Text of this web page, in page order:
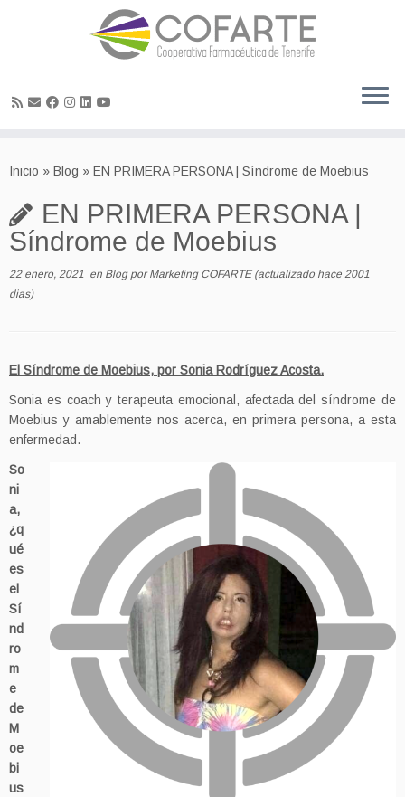
Inicio » Blog » EN PRIMERA PERSONA | Síndrome de Moebius
EN PRIMERA PERSONA |
Síndrome de Moebius
22 enero, 2021 en Blog porMarketing COFARTE(actualizado hace 2001
dias)
El Síndrome de Moebius, por Sonia Rodríguez Acosta.
Sonia es coach y terapeuta emocional, afectada del síndrome de
Moebius y amablemente nos acerca, en primera persona, a esta
enfermedad.
So
ni
a,
¿q
ué
es
el
Sí
nd
ro
m
e
de
M
oe
bi
us